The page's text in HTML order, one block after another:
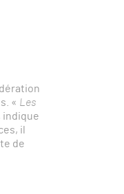
« Les
indique
il
de